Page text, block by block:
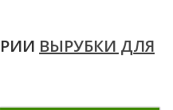
ВЫРУБКИ ДЛЯ